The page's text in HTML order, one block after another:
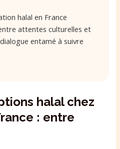
halal en France
attentes culturelles et
entamé à suivre
halal chez
: entre